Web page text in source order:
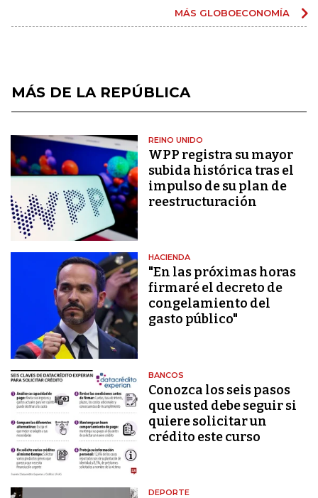
MÁS GLOBOECONOMÍA
MÁS DE LA REPÚBLICA
REINO UNIDO
WPP registra su mayor
subida histórica tras el
impulso de su plan de
reestructuración
HACIENDA
"En las próximas horas
firmaré el decreto de
congelamiento del
gasto público"
BANCOS
Conozca los seis pasos
que usted debe seguir si
quiere solicitar un
crédito este curso
DEPORTE